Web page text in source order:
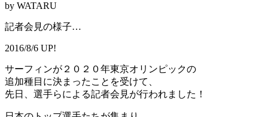
by WATARU
記者会見の様子…
2016/8/6 UP!
サーフィンが２０２０年東京オリンピックの
追加種目に決まったことを受けて、
先日、選手らによる記者会見が行われました！